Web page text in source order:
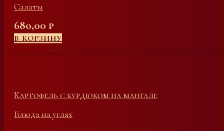
Салаты
680,00 ₽
В КОРЗИНУ
Картофель с курдюком на мангале
Блюда на углях